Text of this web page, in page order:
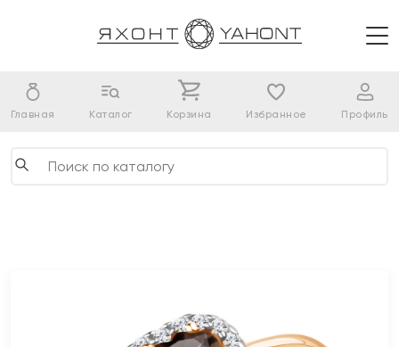
Главная Каталог Корзина Избранное Профиль